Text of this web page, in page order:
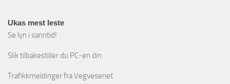
Ukas mest leste
Se lyn i sanntid!
Slik tilbakestiller du PC-en din
Trafikkmeldinger fra Vegvesenet